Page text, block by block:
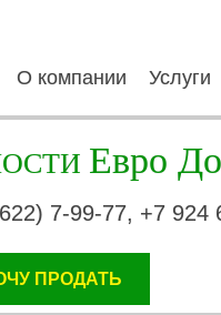
О компании Услуги
Евро
7-99-77, +7 924
ПРОДАТЬ